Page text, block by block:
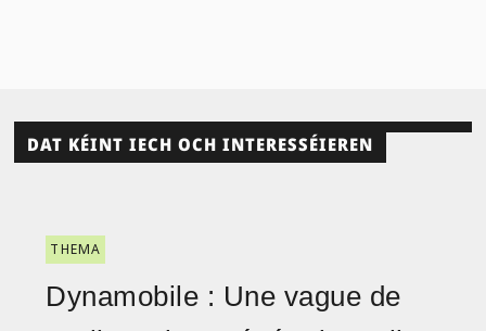
DAT KÉINT IECH OCH INTERESSÉIEREN
THEMA
Dynamobile : Une vague de